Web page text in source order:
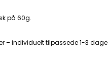
på 60g.
– individuelt tilpassede 1-3 dage